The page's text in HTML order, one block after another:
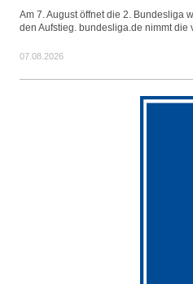
Am 7. August öffnet die 2. Bundesliga
den Aufstieg. bundesliga.de nimmt die
07.08.2026